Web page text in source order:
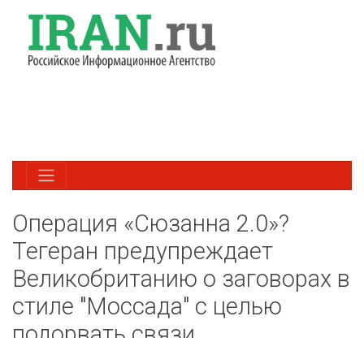
Операция «Сюзанна 2.0»?
Тегеран предупреждает
Великобританию о заговорах в
стиле "Моссада" с целью